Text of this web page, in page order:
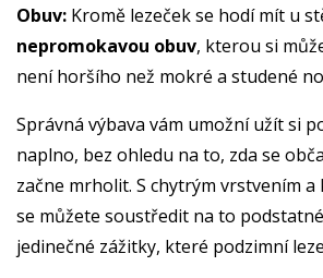
Obuv: Kromě lezeček se hodí mít u
nepromokavou obuv, kterou si
není horšího než mokré a studené
Správná výbava vám umožní užít si
naplno, bez ohledu na to, zda se
začne mrholit. S chytrým vrstvením
se můžete soustředit na to
jedinečné zážitky, které podzimní